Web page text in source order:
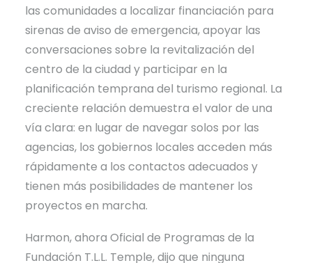
las comunidades a localizar financiación para
sirenas de aviso de emergencia, apoyar las
conversaciones sobre la revitalización del
centro de la ciudad y participar en la
planificación temprana del turismo regional. La
creciente relación demuestra el valor de una
vía clara: en lugar de navegar solos por las
agencias, los gobiernos locales acceden más
rápidamente a los contactos adecuados y
tienen más posibilidades de mantener los
proyectos en marcha.
Harmon, ahora Oficial de Programas de la
Fundación T.L.L. Temple, dijo que ninguna